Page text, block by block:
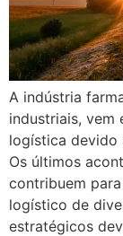
A indústria
industriais, vem
logística devido
Os últimos
contribuem
logístico de
estratégicos